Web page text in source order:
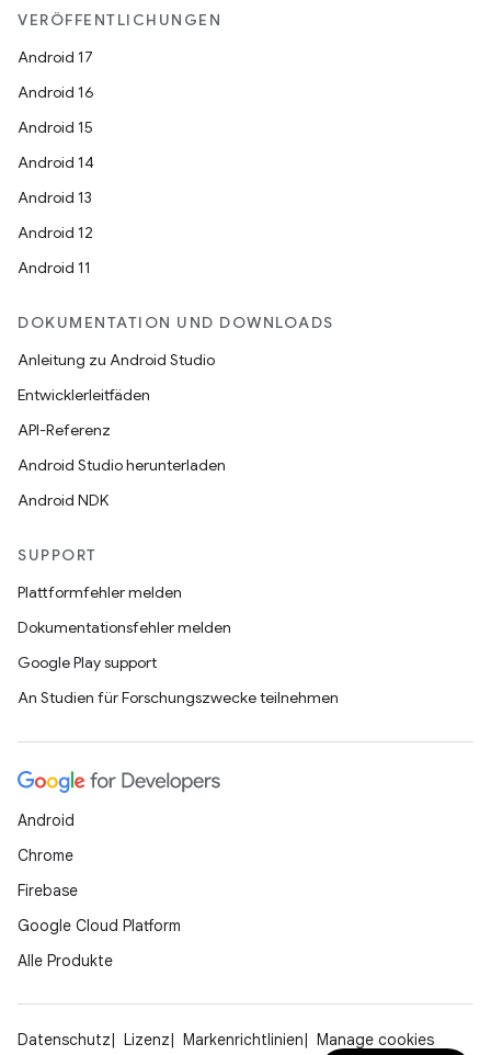
VERÖFFENTLICHUNGEN
Android 17
Android 16
Android 15
Android 14
Android 13
Android 12
Android 11
DOKUMENTATION UND DOWNLOADS
Anleitung zu Android Studio
Entwicklerleitfäden
API-Referenz
Android Studio herunterladen
Android NDK
SUPPORT
Plattformfehler melden
Dokumentationsfehler melden
Google Play support
An Studien für Forschungszwecke teilnehmen
Android
Chrome
Firebase
Google Cloud Platform
Alle Produkte
Datenschutz Lizenz Markenrichtlinien Manage cookies